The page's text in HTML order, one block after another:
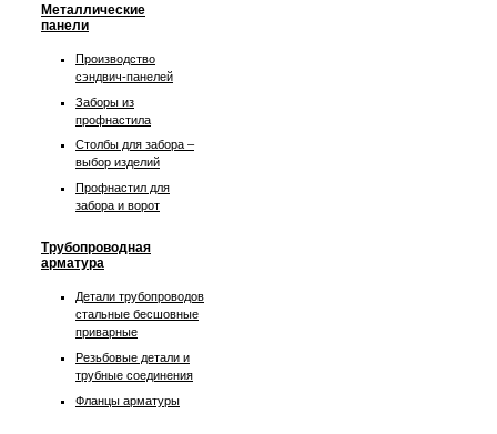
Металлические
панели
Производство
сэндвич-панелей
Заборы из
профнастила
Столбы для забора –
выбор изделий
Профнастил для
забора и ворот
Трубопроводная
арматура
Детали трубопроводов
стальные бесшовные
приварные
Резьбовые детали и
трубные соединения
Фланцы арматуры